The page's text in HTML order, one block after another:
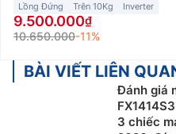
Lồng Đứng Trên 10Kg Inverter
9.500.000
10.650.000-11%
BÀI VIẾT LIÊN
Đánh giá
3 chiếc